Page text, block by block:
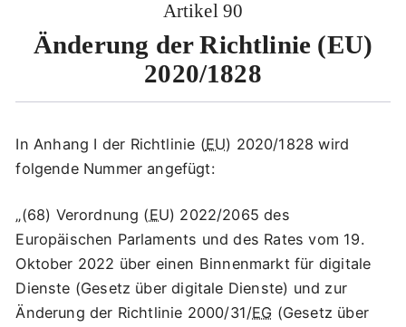
Artikel 90
Änderung der Richtlinie (EU)
2020/1828
In Anhang I der Richtlinie (EU) 2020/1828 wird
folgende Nummer angefügt:
„(68) Verordnung (EU) 2022/2065 des
Europäischen Parlaments und des Rates vom 19.
Oktober 2022 über einen Binnenmarkt für digitale
Dienste (Gesetz über digitale Dienste) und zur
Änderung der Richtlinie 2000/31/EG (Gesetz über